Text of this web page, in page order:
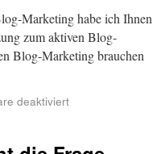
Marketing habe ich Ihnen
zum aktiven Blog-
Blog-Marketing brauchen
deaktiviert